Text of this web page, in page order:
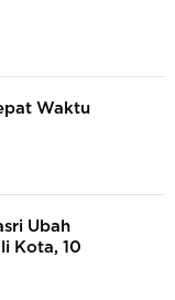
Waktu
Ubah
Kota, 10